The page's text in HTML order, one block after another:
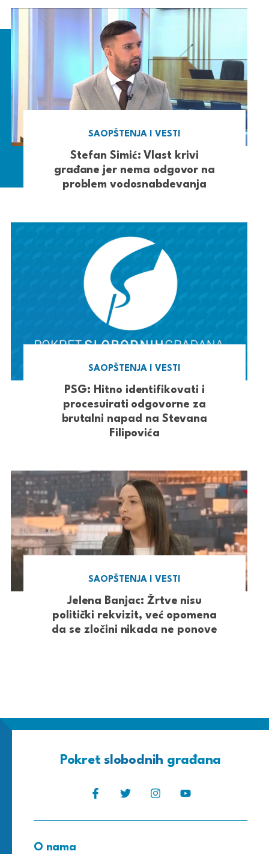
SAOPŠTENJA I VESTI
Stefan Simić: Vlast krivi
građane jer nema odgovor na
problem vodosnabdevanja
SAOPŠTENJA I VESTI
PSG: Hitno identifikovati i
procesuirati odgovorne za
brutalni napad na Stevana
Filipovića
SAOPŠTENJA I VESTI
Jelena Banjac: Žrtve nisu
politički rekvizit, već opomena
da se zločini nikada ne ponove
Pokretslobodnih građana
O nama